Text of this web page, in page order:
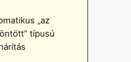
„az
típusú